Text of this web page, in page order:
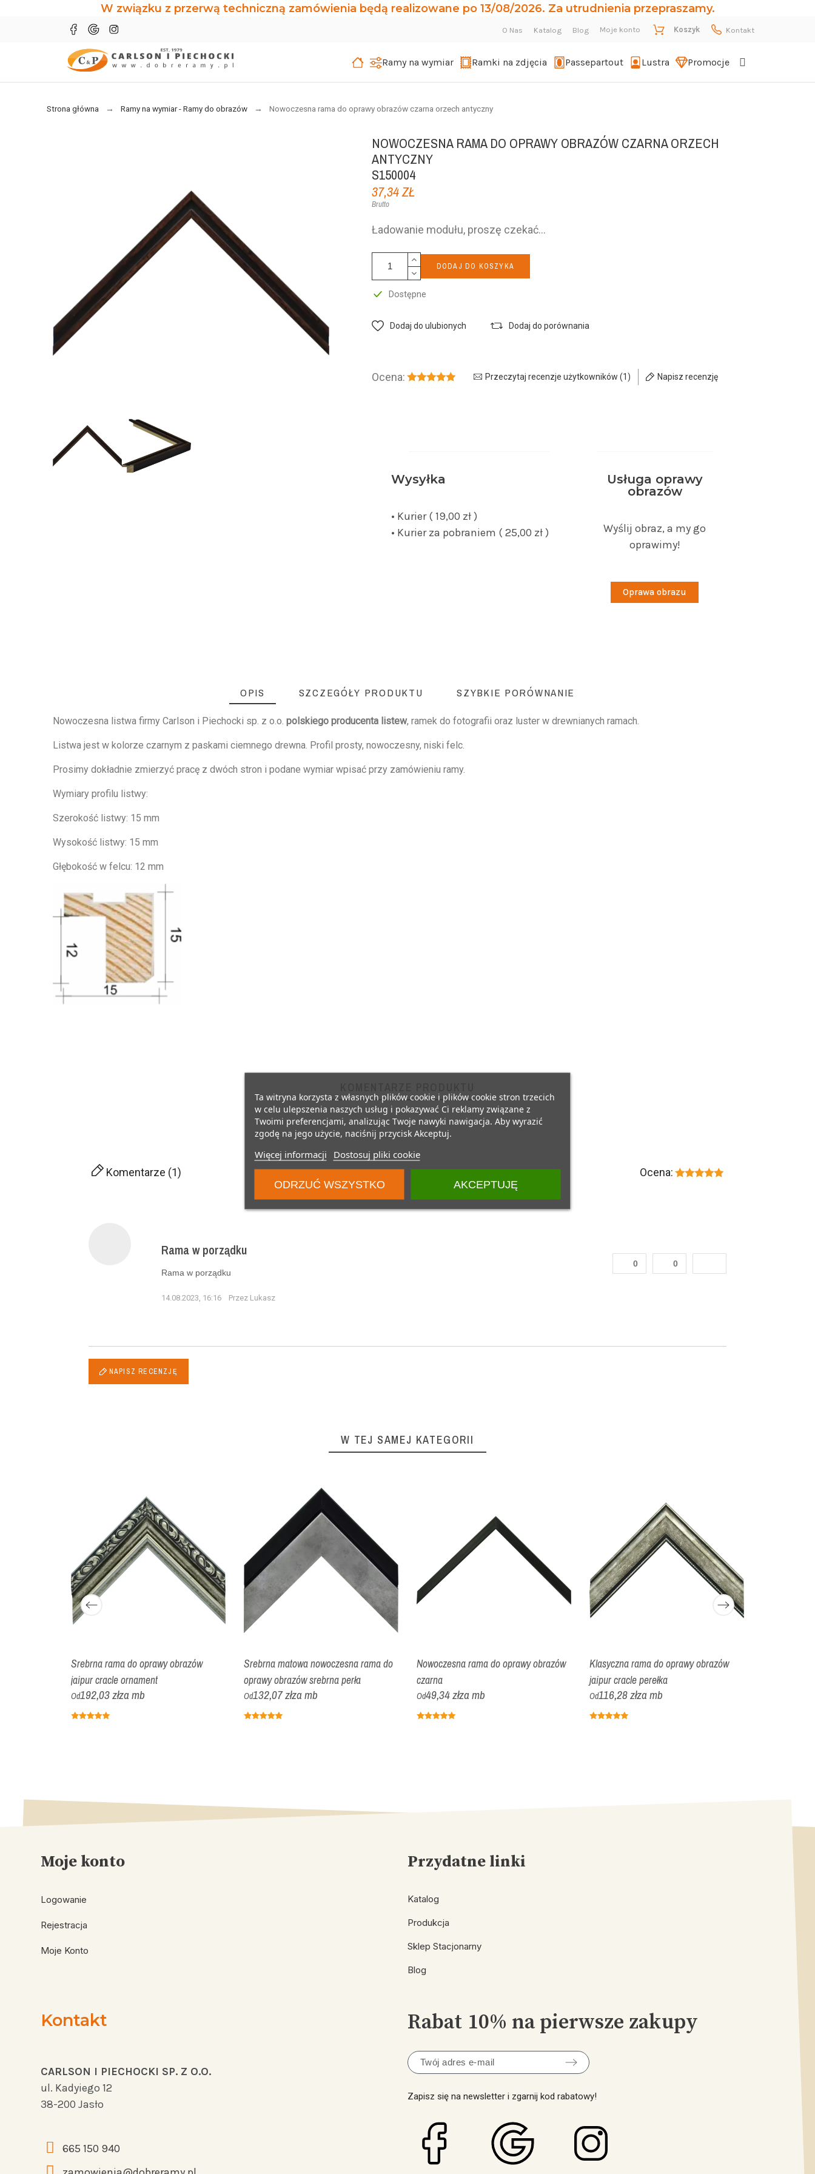
W związku z przerwą techniczną zamówienia będą realizowane po 13/08/2026. Za utrudnienia przepraszamy.
O Nas Katalog Blog Moje konto Koszyk Kontakt
Ramy na wymiar Ramki na zdjęcia Passepartout Lustra Promocje
Strona główna Ramy na wymiar - Ramy do obrazów Nowoczesna rama do oprawy obrazów czarna orzech antyczny
NOWOCZESNA RAMA DO OPRAWY OBRAZÓW CZARNA ORZECH
ANTYCZNY
S150004
37,34 ZŁ
Brutto
DODAJ DO KOSZYKA
Dostępne
Dodaj do ulubionych Dodaj do porównania
Ocena: Przeczytaj recenzje użytkowników (1) Napisz recenzję
Wysyłka
• Kurier ( 19,00 zł )
• Kurier za pobraniem ( 25,00 zł )
Usługa oprawy
obrazów
Wyślij obraz, a my go
oprawimy!
Oprawa obrazu
OPIS SZCZEGÓŁY PRODUKTU SZYBKIE PORÓWNANIE
Nowoczesna listwa firmy Carlson i Piechocki sp. z o.o.polskiego producenta listew, ramek do fotografii oraz luster w drewnianych ramach.
Listwa jest w kolorze czarnym z paskami ciemnego drewna. Profil prosty, nowoczesny, niski felc.
Prosimy dokładnie zmierzyć pracę z dwóch stron i podane wymiar wpisać przy zamówieniu ramy.
Wymiary profilu listwy:
Szerokość listwy: 15 mm
Wysokość listwy: 15 mm
Głębokość w felcu: 12 mm
Komentarze (1) Ocena:
Rama w porządku
Rama w porządku
14.08.2023, 16:16 Przez Lukasz
0 0
NAPISZ RECENZJĘ
W TEJ SAMEJ KATEGORII
Srebrna rama do oprawy obrazów
jaipur cracle ornament
Od192,03 złza mb
Srebrna matowa nowoczesna rama do
oprawy obrazów srebrna perła
Od132,07 złza mb
Nowoczesna rama do oprawy obrazów
czarna
Od49,34 złza mb
Klasyczna rama do oprawy obrazów
jaipur cracle perełka
Od116,28 złza mb
Moje konto
Logowanie
Rejestracja
Moje Konto
Przydatne linki
Katalog
Produkcja
Sklep Stacjonarny
Blog
Kontakt
CARLSON I PIECHOCKI SP. Z O.O.
ul. Kadyiego 12
38-200 Jasło
665 150 940
Rabat 10% na pierwsze zakupy
Zapisz się na newsletter i zgarnij kod rabatowy!
Ta witryna korzysta z własnych plików cookie i plików cookie stron trzecich
w celu ulepszenia naszych usług i pokazywać Ci reklamy związane z
Twoimi preferencjami, analizując Twoje nawyki nawigacja. Aby wyrazić
zgodę na jego użycie, naciśnij przycisk Akceptuj.
Więcej informacji Dostosuj pliki cookie
ODRZUĆ WSZYSTKO AKCEPTUJĘ